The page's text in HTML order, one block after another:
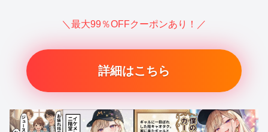
＼最大99％OFFクーポンあり！／
詳細はこちら